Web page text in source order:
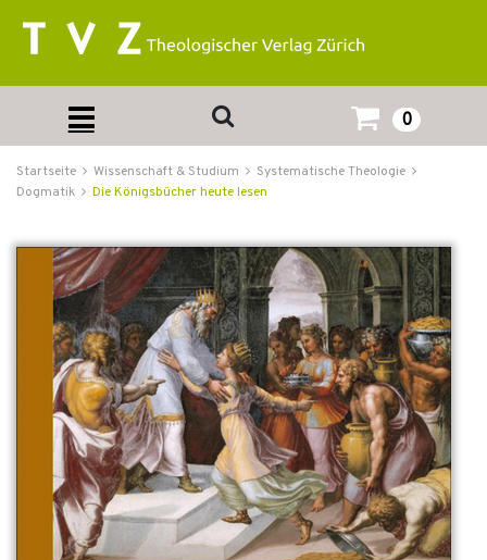
0
Startseite Wissenschaft & Studium
Systematische Theologie
Dogmatik
Die Königsbücher heute lesen